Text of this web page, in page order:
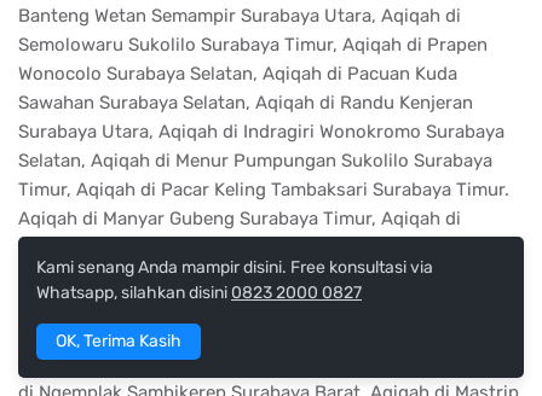
Banteng Wetan Semampir Surabaya Utara, Aqiqah di
Semolowaru Sukolilo Surabaya Timur, Aqiqah di Prapen
Wonocolo Surabaya Selatan, Aqiqah di Pacuan Kuda
Sawahan Surabaya Selatan, Aqiqah di Randu Kenjeran
Surabaya Utara, Aqiqah di Indragiri Wonokromo Surabaya
Selatan, Aqiqah di Menur Pumpungan Sukolilo Surabaya
Timur, Aqiqah di Pacar Keling Tambaksari Surabaya Timur.
Aqiqah di Manyar Gubeng Surabaya Timur, Aqiqah di
Srikana Gubeng Surabaya Timur, Aqiqah di Basuki Rahmat
Tegalsari Surabaya Pusat, Aqiqah di Manukan Wetan
Tandes Surabaya Barat, Aqiqah di Jelidro Tandes Surabaya
Barat, Aqiqah di Kejawan Gebang Sukolilo Surabaya Timur,
Aqiqah di Sonokembang Genteng Surabaya Pusat, Aqiqah
Kami senang Anda mampir disini. Free konsultasi via
Whatsapp, silahkan disini 0823 2000 0827
OK, Terima Kasih